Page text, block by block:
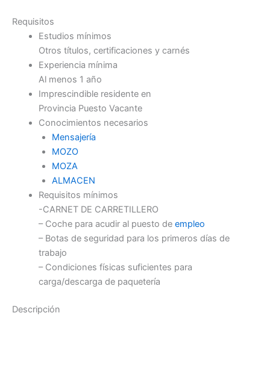
Requisitos
Estudios mínimos
Otros títulos, certificaciones y carnés
Experiencia mínima
Al menos 1 año
Imprescindible residente en
Provincia Puesto Vacante
Conocimientos necesarios
Mensajería
MOZO
MOZA
ALMACEN
Requisitos mínimos
-CARNET DE CARRETILLERO
– Coche para acudir al puesto de empleo
– Botas de seguridad para los primeros días de
trabajo
– Condiciones físicas suficientes para
carga/descarga de paquetería
Descripción